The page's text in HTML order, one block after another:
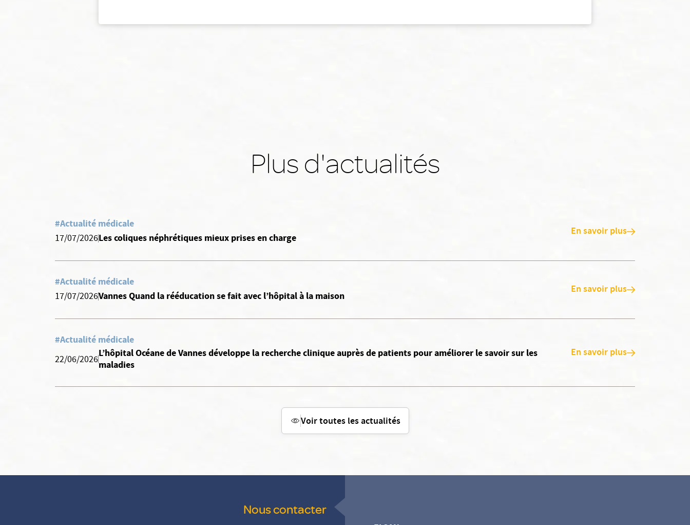
Plus d'actualités
#Actualité médicale
17/07/2026Les coliques néphrétiques mieux prises en charge En savoir plus
#Actualité médicale
17/07/2026Vannes Quand la rééducation se fait avec l’hôpital à la maison En savoir plus
#Actualité médicale
22/06/2026
L’hôpital Océane de Vannes développe la recherche clinique auprès de patients pour améliorer le savoir sur les
maladies
En savoir plus
Voir toutes les actualités
Nous contacter